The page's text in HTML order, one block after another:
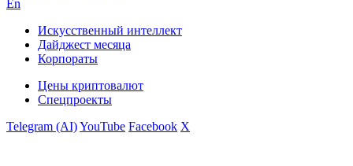
En
Искусственный интеллект
Дайджест месяца
Корпораты
Цены криптовалют
Спецпроекты
Telegram (AI)YouTube Facebook X